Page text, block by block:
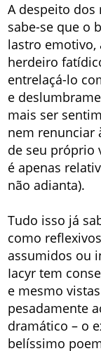
A despeito dos
sabe-se que o
lastro emotivo,
herdeiro
entrelaçá-lo
e
mais ser
nem renunciar
de seu próprio
é apenas
não adianta).
Tudo isso já
como
assumidos ou
Iacyr tem
e mesmo
pesadamente
dramático – o
belíssimo